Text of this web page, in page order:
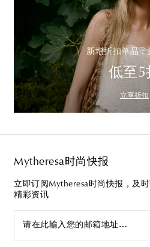
新增折扣单品：
低至5
立享折扣
Mytheresa时尚快报
立即订阅Mytheresa时尚快报，及
精彩资讯
请在此输入您的邮箱地址…